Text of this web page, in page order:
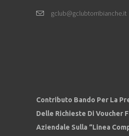
gclub@gclubtorribianche.it
Contributo Bando Per La
Delle Richieste Di Voucher
Aziendale Sulla “Linea